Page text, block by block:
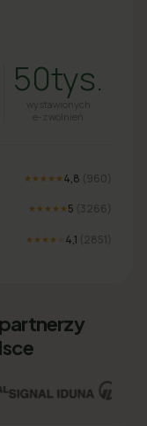
50tys.
wystawionych
e-zwolnień
★★★★★ 4,8 (960
★★★★★ 5 (3266
★★★★ 4,1 (2851